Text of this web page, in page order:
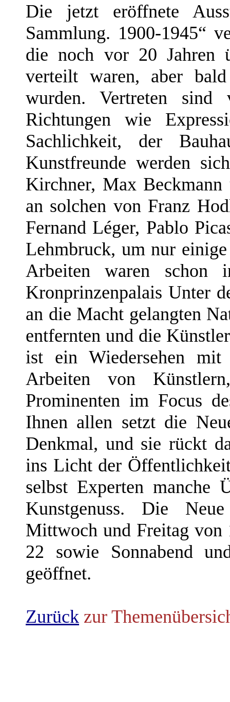
Die jetzt eröffnete
Sammlung. 1900-1945“
die noch vor 20 Jahren
verteilt waren, aber
wurden. Vertreten
Richtungen wie
Sachlichkeit, der
Kunstfreunde werden
Kirchner, Max
an solchen von Franz
Fernand Léger, Pablo
Lehmbruck, um nur
Arbeiten waren schon
Kronprinzenpalais Unter
an die Macht gelangten
entfernten und die
ist ein Wiedersehen
Arbeiten von
Prominenten im Focus
Ihnen allen setzt die
Denkmal, und sie rückt
ins Licht der
selbst Experten manche
Kunstgenuss. Die
Mittwoch und Freitag von
22 sowie Sonnabend
geöffnet.
Zurück zur